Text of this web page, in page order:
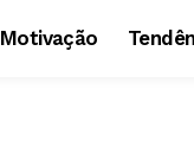
Motivação